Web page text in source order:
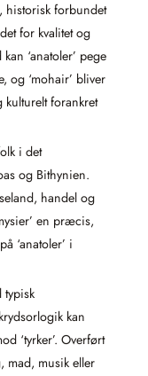
historisk forbundet
for kvalitet og
‘anatoler’ pege
og ‘mohair’ bliver
forankret
i det
og Bithynien.
handel og
en præcis,
‘anatoler’ i
typisk
kan
‘tyrker’. Overført
mad, musik eller